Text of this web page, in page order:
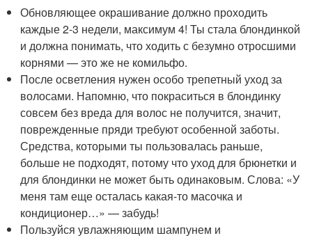
Обновляющее окрашивание должно проходить
каждые 2-3 недели, максимум 4! Ты стала блондинкой
и должна понимать, что ходить с безумно отросшими
корнями — это же не комильфо.
После осветления нужен особо трепетный уход за
волосами. Напомню, что покраситься в блондинку
совсем без вреда для волос не получится, значит,
поврежденные пряди требуют особенной заботы.
Средства, которыми ты пользовалась раньше,
больше не подходят, потому что уход для брюнетки и
для блондинки не может быть одинаковым. Слова: «У
меня там еще осталась какая-то масочка и
кондиционер…» — забудь!
Пользуйся увлажняющим шампунем и